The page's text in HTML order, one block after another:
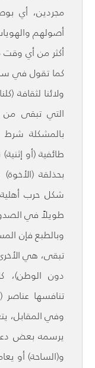
مجردين، أي
أصولهم
أكثر من أي
كما تقول في
ولائنا لثقافة
التي تبقى من
بالمشكلة شرط
طائفية (أو
بحذلقة
شكل حرب أهلية
طويلاً في
وبالطبع فإن
تبقى، هي
دون الوطن)،
تنافسها عناصر
وفي المقابل،
يرسمه بعض دعاة
و(الساحة) أو